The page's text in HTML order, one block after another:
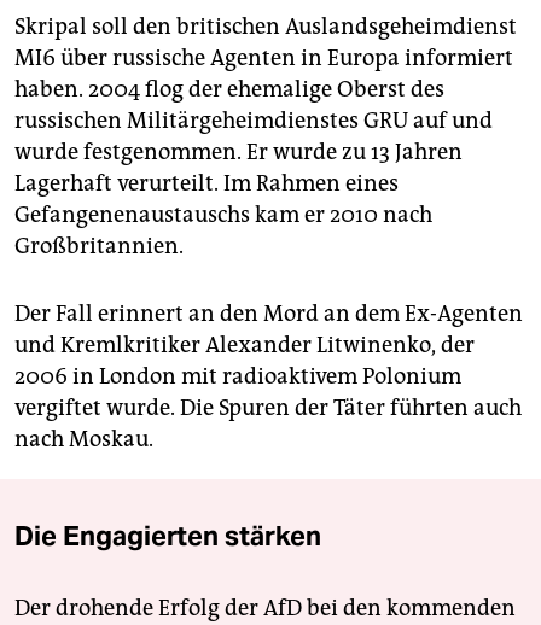
Skripal soll den britischen Auslandsgeheimdienst
MI6 über russische Agenten in Europa informiert
haben. 2004 flog der ehemalige Oberst des
russischen Militärgeheimdienstes GRU auf und
wurde festgenommen. Er wurde zu 13 Jahren
Lagerhaft verurteilt. Im Rahmen eines
Gefangenenaustauschs kam er 2010 nach
Großbritannien.
Der Fall erinnert an den Mord an dem Ex-Agenten
und Kremlkritiker Alexander Litwinenko, der
2006 in London mit radioaktivem Polonium
vergiftet wurde. Die Spuren der Täter führten auch
nach Moskau.
Die Engagierten stärken
Der drohende Erfolg der AfD bei den kommenden